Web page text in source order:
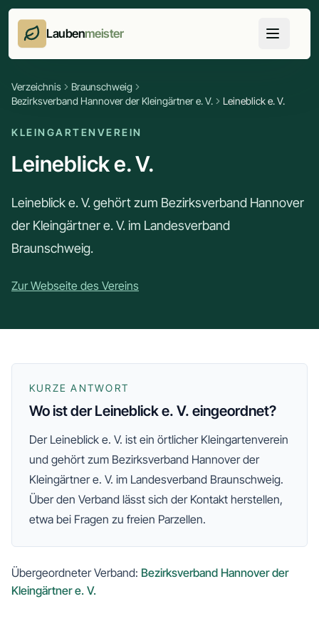
Laubenmeister
Verzeichnis
Braunschweig
Bezirksverband Hannover der Kleingärtner e. V.
Leineblick e. V.
KLEINGARTENVEREIN
Leineblick e. V.
Leineblick e. V. gehört zum Bezirksverband Hannover
der Kleingärtner e. V. im Landesverband
Braunschweig.
Zur Webseite des Vereins
KURZE ANTWORT
Wo ist der Leineblick e. V. eingeordnet?
Der Leineblick e. V. ist ein örtlicher Kleingartenverein
und gehört zum Bezirksverband Hannover der
Kleingärtner e. V. im Landesverband Braunschweig.
Über den Verband lässt sich der Kontakt herstellen,
etwa bei Fragen zu freien Parzellen.
Übergeordneter Verband: Bezirksverband Hannover der
Kleingärtner e. V.